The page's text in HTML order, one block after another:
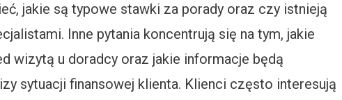
jakie są typowe stawki za porady oraz czy istnieją
Inne pytania koncentrują się na tym, jakie
wizytą u doradcy oraz jakie informacje będą
sytuacji finansowej klienta. Klienci często interesują